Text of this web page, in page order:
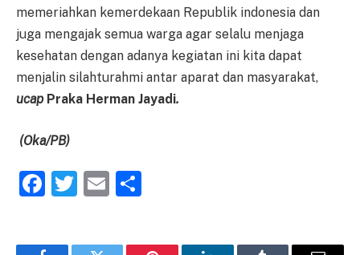
memeriahkan kemerdekaan Republik indonesia dan
juga mengajak semua warga agar selalu menjaga
kesehatan dengan adanya kegiatan ini kita dapat
menjalin silahturahmi antar aparat dan masyarakat,
ucap Praka Herman Jayadi.
(Oka/PB)
Facebook
Twitter
Email